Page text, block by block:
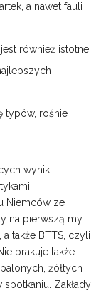
a nawet fauli
również istotne,
typów, rośnie
wyniki
Niemców ze
na pierwszą my
także BTTS, czyli
brakuje także
żółtych
Zakłady